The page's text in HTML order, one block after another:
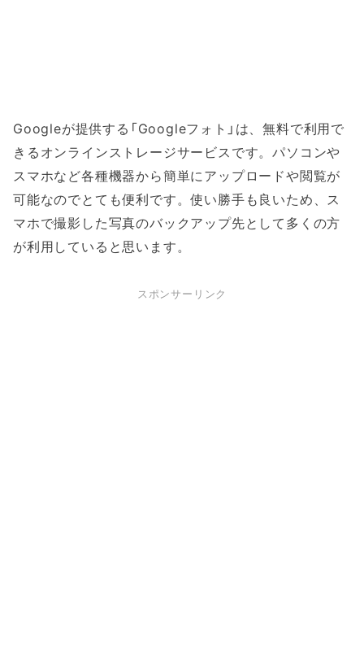
Googleが提供する「Googleフォト」は、無料で利用で
きるオンラインストレージサービスです。パソコンや
スマホなど各種機器から簡単にアップロードや閲覧が
可能なのでとても便利です。使い勝手も良いため、ス
マホで撮影した写真のバックアップ先として多くの方
が利用していると思います。
スポンサーリンク